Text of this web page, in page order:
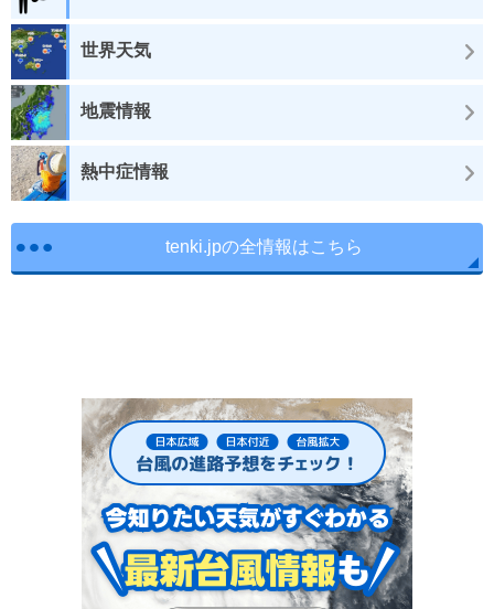
世界天気
地震情報
熱中症情報
tenki.jpの全情報はこちら